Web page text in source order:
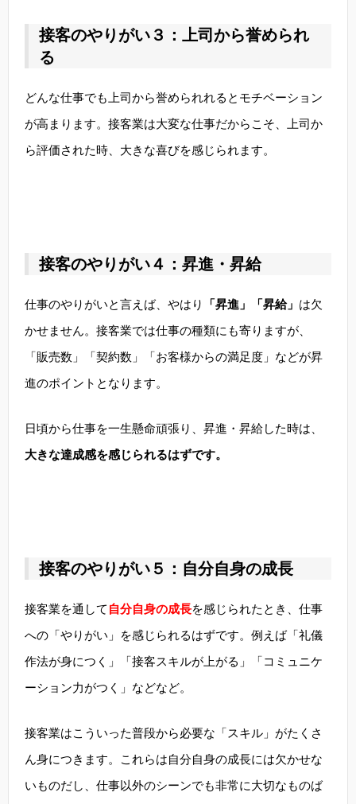
接客のやりがい３：上司から誉められ
る
どんな仕事でも上司から誉められれるとモチベーション
が高まります。接客業は大変な仕事だからこそ、上司か
ら評価された時、大きな喜びを感じられます。
接客のやりがい４：昇進・昇給
仕事のやりがいと言えば、やはり 「昇進」「昇給」 は欠
かせません。接客業では仕事の種類にも寄りますが、
「販売数」「契約数」「お客様からの満足度」などが昇
進のポイントとなります。
日頃から仕事を一生懸命頑張り、昇進・昇給した時は、
大きな達成感を感じられるはずです。
接客のやりがい５：自分自身の成長
接客業を通して 自分自身の成長を感じられたとき、仕事
への「やりがい」を感じられるはずです。例えば「礼儀
作法が身につく」「接客スキルが上がる」「コミュニケ
ーション力がつく」などなど。
接客業はこういった普段から必要な「スキル」がたくさ
ん身につきます。これらは自分自身の成長には欠かせな
いものだし、仕事以外のシーンでも非常に大切なものば